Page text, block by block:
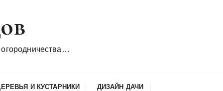
И КУСТАРНИКИ ДИЗАЙН ДАЧИ